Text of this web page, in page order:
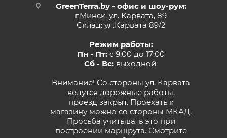
GreenTerra.by - офис и шоу-рум:
г.Минск, ул. Карвата, 89
Склад: ул.Карвата 89/2
Режим работы:
Пн - Пт: с 9:00 до 17:00
Сб - Вс:выходной
Внимание! Со стороны ул. Карвата
ведутся дорожные работы,
проезд закрыт. Проехать к
магазину можно со стороны МКАД.
Просьба учитывать это при
построении маршрута. Смотрите